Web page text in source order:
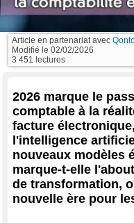
Article en partenariat avec
Modifié le 02/02/2026
3 451 lectures
2026 marque le
comptable à la
facture
l'intelligence
nouveaux modèles
marque-t-elle
de transformation,
nouvelle ère pour